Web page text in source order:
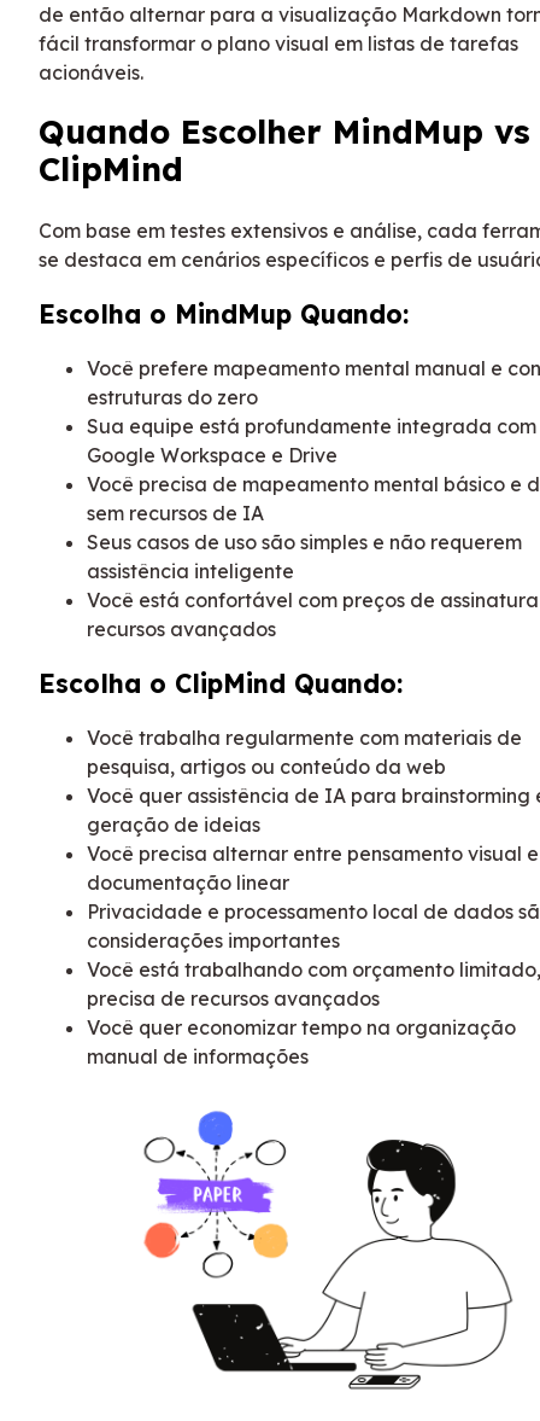
de então alternar para a visualização Markdown
fácil transformar o plano visual em listas de tarefas
acionáveis.
Quando Escolher MindMup vs
ClipMind
Com base em testes extensivos e análise, cada
se destaca em cenários específicos e perfis de
Escolha o MindMup Quando:
Você prefere mapeamento mental manual e
estruturas do zero
Sua equipe está profundamente integrada com
Google Workspace e Drive
Você precisa de mapeamento mental básico e
sem recursos de IA
Seus casos de uso são simples e não requerem
assistência inteligente
Você está confortável com preços de
recursos avançados
Escolha o ClipMind Quando:
Você trabalha regularmente com materiais de
pesquisa, artigos ou conteúdo da web
Você quer assistência de IA para brainstorming
geração de ideias
Você precisa alternar entre pensamento visual e
documentação linear
Privacidade e processamento local de dados
considerações importantes
Você está trabalhando com orçamento
precisa de recursos avançados
Você quer economizar tempo na organização
manual de informações